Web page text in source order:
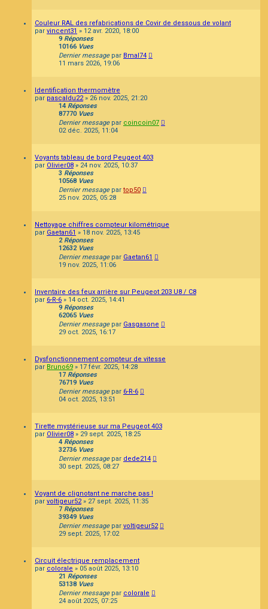
Couleur RAL des refabrications de Covir de dessous de volant
par vincent31 » 12 avr. 2020, 18:00
9Réponses
10166 Vues
Dernier message par Bmal74
11 mars 2026, 19:06
Identification thermomètre
par pascaldu22» 26 nov. 2025, 21:20
14 Réponses
87770 Vues
Dernier message par coincoin07
02 déc. 2025, 11:04
Voyants tableau de bord Peugeot 403
par Olivier08 » 24 nov. 2025, 10:37
3 Réponses
10568 Vues
Dernier message par top50
25 nov. 2025, 05:28
Nettoyage chiffres compteur kilométrique
par Gaetan61 » 18 nov. 2025, 13:45
2Réponses
12632 Vues
Dernier message par Gaetan61
19 nov. 2025, 11:06
Inventaire des feux arrière sur Peugeot 203 U8 / C8
par 6-R-6 » 14 oct. 2025, 14:41
9Réponses
62065 Vues
Dernier message par Gasgasone
29 oct. 2025, 16:17
Dysfonctionnement compteur de vitesse
par Bruno69 » 17 févr. 2025, 14:28
17 Réponses
76719 Vues
Dernier message par 6-R-6
04 oct. 2025, 13:51
Tirette mystérieuse sur ma Peugeot 403
par Olivier08 » 29 sept. 2025, 18:25
4 Réponses
32736 Vues
Dernier message par dede214
30 sept. 2025, 08:27
Voyant de clignotant ne marche pas !
par voltigeur52» 27 sept. 2025, 11:35
7 Réponses
39349 Vues
Dernier message par voltigeur52
29 sept. 2025, 17:02
Circuit électrique remplacement
par colorale » 05 août 2025, 13:10
21 Réponses
53138 Vues
Dernier message par colorale
24 août 2025, 07:25